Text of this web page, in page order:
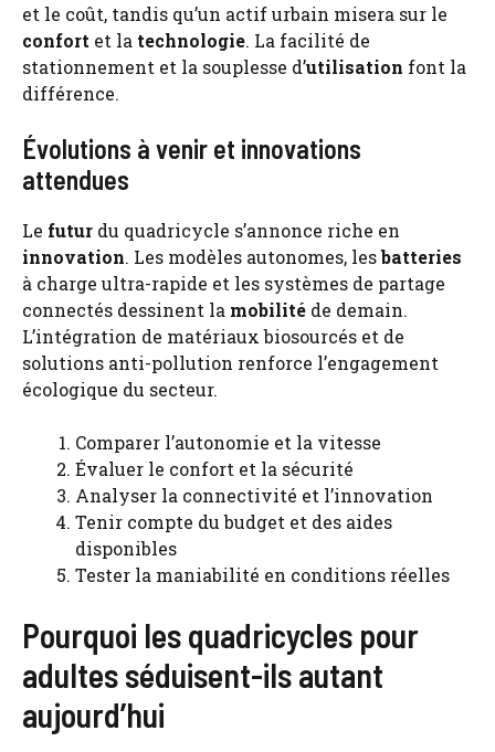
et le coût, tandis qu’un actif urbain misera sur le
confort et la technologie. La facilité de
stationnement et la souplesse d’utilisation font la
différence.
Évolutions à venir et innovations
attendues
Le futur du quadricycle s’annonce riche en
innovation. Les modèles autonomes, lesbatteries
à charge ultra-rapide et les systèmes de partage
connectés dessinent la mobilité de demain.
L’intégration de matériaux biosourcés et de
solutions anti-pollution renforce l’engagement
écologique du secteur.
Comparer l’autonomie et la vitesse
Évaluer le confort et la sécurité
Analyser la connectivité et l’innovation
Tenir compte du budget et des aides
disponibles
Tester la maniabilité en conditions réelles
Pourquoi les quadricycles pour
adultes séduisent-ils autant
aujourd’hui